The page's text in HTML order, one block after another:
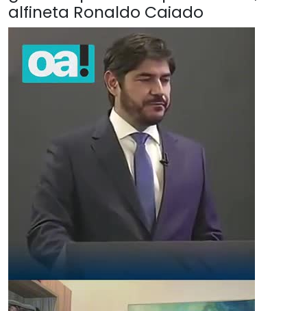
alfineta Ronaldo Caiado